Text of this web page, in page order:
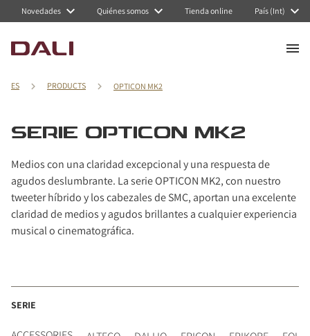
Novedades Quiénes somos Tienda online País (Int)
ES PRODUCTS OPTICON MK2
SERIE OPTICON MK2
Medios con una claridad excepcional y una respuesta de
agudos deslumbrante. La serie OPTICON MK2, con nuestro
tweeter híbrido y los cabezales de SMC, aportan una excelente
claridad de medios y agudos brillantes a cualquier experiencia
musical o cinematográfica.
SERIE
Navigated to Serie OPTICON MK2